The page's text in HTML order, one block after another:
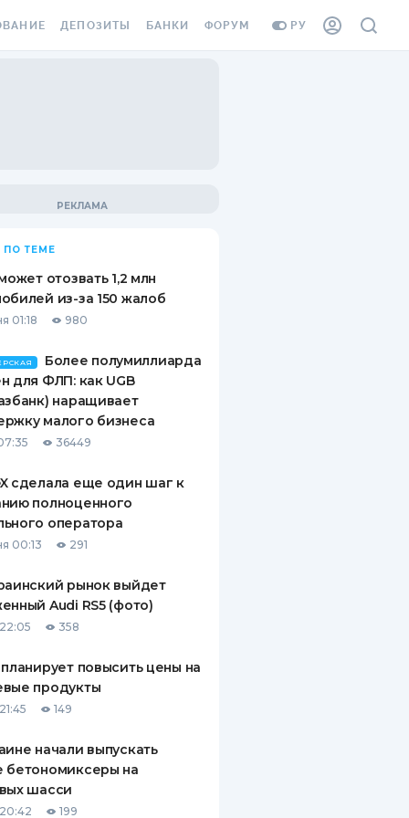
РУ
ВИНЬЕТКА
ОТ
СЛУЧАЕВ
ПО
ПОЛИСЫ
КОМПАНИИ
ДЕПОЗИТЫ
ВОПРОСЫ И ОТВЕТЫ
ДЕПОЗИТНЫЙ КАЛЬКУЛЯТОР
ПУТЕВОДИТЕЛИ ПО
БАНКИ ФОРУМ
ПО ТЕМЕ
отозвать 1,2 млн
из-за 150 жалоб
01:18 980
Более полумиллиарда
для ФЛП: как UGB
наращивает
малого бизнеса
36449
сделала еще один шаг к
полноценного
оператора
00:13 291
рынок выйдет
Audi RS5 (фото)
358
повысить цены на
продукты
149
начали выпускать
бетономиксеры на
шасси
199